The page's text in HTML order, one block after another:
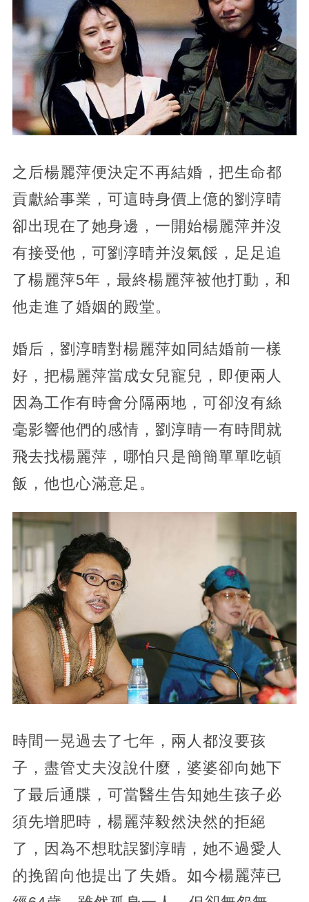
之后楊麗萍便決定不再結婚，把生命都
貢獻給事業，可這時身價上億的劉淳晴
卻出現在了她身邊，一開始楊麗萍并沒
有接受他，可劉淳晴并沒氣餒，足足追
了楊麗萍5年，最終楊麗萍被他打動，和
他走進了婚姻的殿堂。
婚后，劉淳晴對楊麗萍如同結婚前一樣
好，把楊麗萍當成女兒寵兒，即便兩人
因為工作有時會分隔兩地，可卻沒有絲
毫影響他們的感情，劉淳晴一有時間就
飛去找楊麗萍，哪怕只是簡簡單單吃頓
飯，他也心滿意足。
時間一晃過去了七年，兩人都沒要孩
子，盡管丈夫沒說什麼，婆婆卻向她下
了最后通牒，可當醫生告知她生孩子必
須先增肥時，楊麗萍毅然決然的拒絕
了，因為不想耽誤劉淳晴，她不過愛人
的挽留向他提出了失婚。如今楊麗萍已